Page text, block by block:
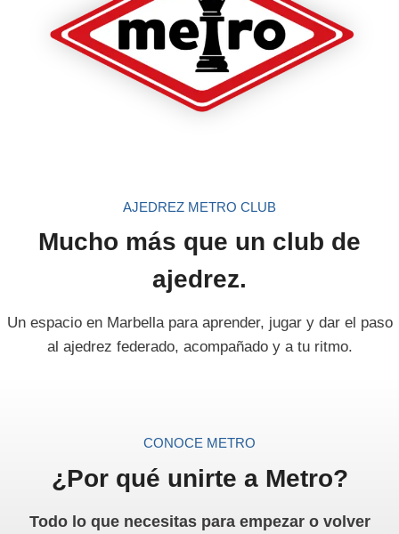
AJEDREZ METRO CLUB
Mucho más que un club de
ajedrez.
Un espacio en Marbella para aprender, jugar y dar el paso
al ajedrez federado, acompañado y a tu ritmo.
CONOCE METRO
¿Por qué unirte a Metro?
Todo lo que necesitas para empezar o volver